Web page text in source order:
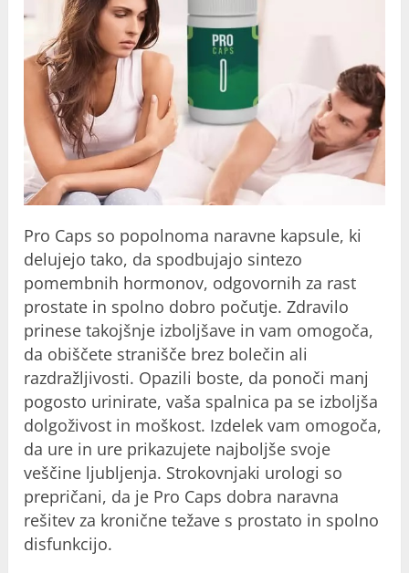
Pro Caps so popolnoma naravne kapsule, ki
delujejo tako, da spodbujajo sintezo
pomembnih hormonov, odgovornih za rast
prostate in spolno dobro počutje. Zdravilo
prinese takojšnje izboljšave in vam omogoča,
da obiščete stranišče brez bolečin ali
razdražljivosti. Opazili boste, da ponoči manj
pogosto urinirate, vaša spalnica pa se izboljša
dolgoživost in moškost. Izdelek vam omogoča,
da ure in ure prikazujete najboljše svoje
veščine ljubljenja. Strokovnjaki urologi so
prepričani, da je Pro Caps dobra naravna
rešitev za kronične težave s prostato in spolno
disfunkcijo.